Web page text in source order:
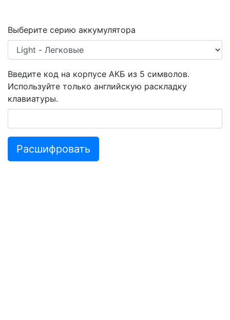
Выберите серию аккумулятора
Введите код на корпусе АКБ из 5 символов.
Используйте только английскую раскладку
клавиатуры.